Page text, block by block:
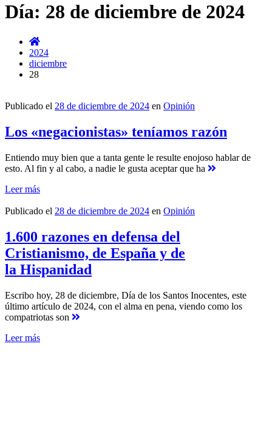
Día: 28 de diciembre de 2024
2024
diciembre
28
Publicado el 28 de diciembre de 2024 en Opinión
Los «negacionistas» teníamos razón
Entiendo muy bien que a tanta gente le resulte enojoso hablar de
esto. Al fin y al cabo, a nadie le gusta aceptar que ha
Leer más
Publicado el 28 de diciembre de 2024 en Opinión
1.600 razones en defensa del
Cristianismo, de España y de
la Hispanidad
Escribo hoy, 28 de diciembre, Día de los Santos Inocentes, este
último artículo de 2024, con el alma en pena, viendo como los
compatriotas son
Leer más